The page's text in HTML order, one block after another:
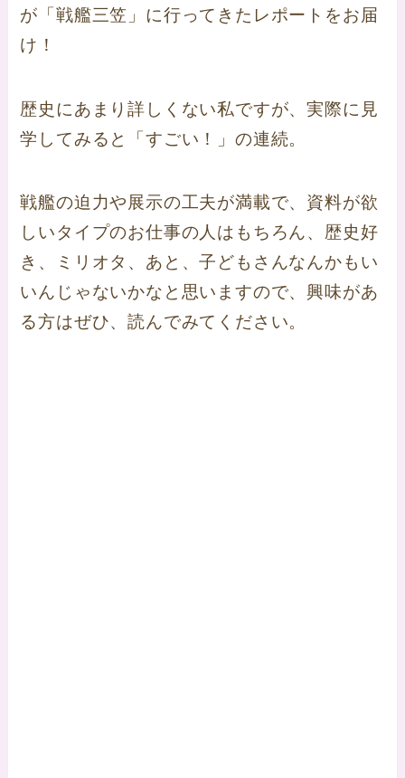
が「戦艦三笠」に行ってきたレポートをお届
け！
歴史にあまり詳しくない私ですが、実際に見
学してみると「すごい！」の連続。
戦艦の迫力や展示の工夫が満載で、資料が欲
しいタイプのお仕事の人はもちろん、歴史好
き、ミリオタ、あと、子どもさんなんかもい
いんじゃないかなと思いますので、興味があ
る方はぜひ、読んでみてください。